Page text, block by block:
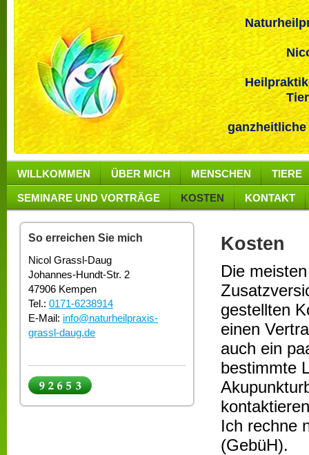
Nicol
WILLKOMMEN ÜBER MICH MENSCHEN TIERE
SEMINARE UND VORTRÄGE KOSTEN KONTAKT
So erreichen Sie mich
Nicol Grassl-Daug
Johannes-Hundt-Str. 2
47906 Kempen
Tel.: 0171-6238914
E-Mail: info@naturheilpraxis-
grassl-daug.de
Kosten
Die
gestellten
einen
auch ein
bestimmte
Ich rechne
(GebüH).